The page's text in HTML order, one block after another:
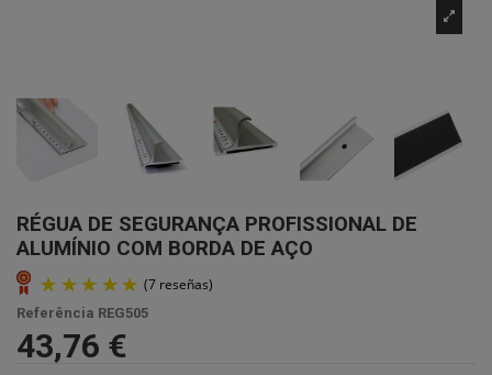
RÉGUA DE SEGURANÇA PROFISSIONAL DE
ALUMÍNIO COM BORDA DE AÇO
Referência REG505
43,76 €